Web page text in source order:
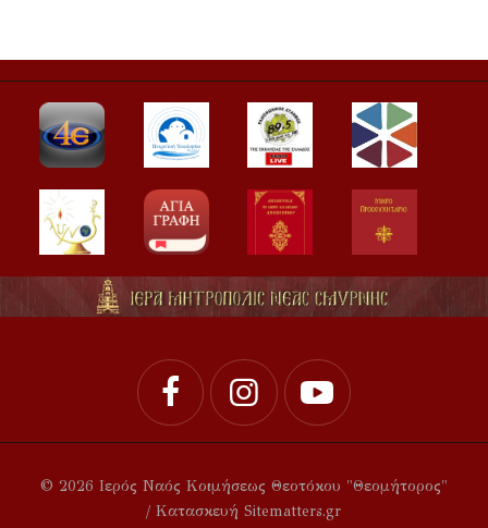
© 2026 Ιερός Ναός Κοιμήσεως Θεοτόκου "Θεομήτορος"
/ Κατασκευή Sitematters.gr